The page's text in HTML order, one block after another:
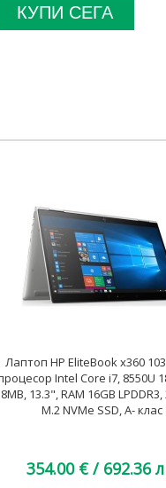
КУПИ СЕГА
Лаптоп HP EliteBook x360
Intel Core i7, 8550U
8MB, 13.3", RAM 16GB LPDDR3,
M.2 NVMe SSD, A- клас
354.00 €/ 692.36